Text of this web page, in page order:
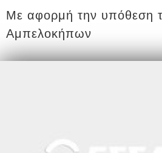
Με αφορμή την υπόθεση
Αμπελοκήπων